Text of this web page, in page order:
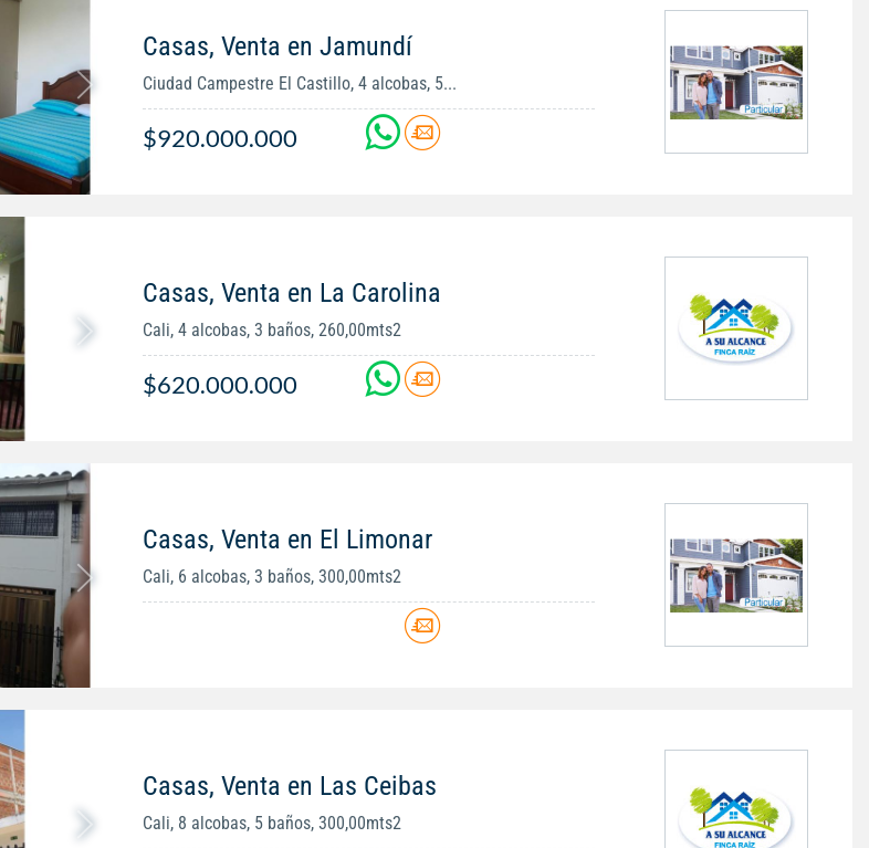
Casas, Venta en Jamundí
Ciudad Campestre El Castillo, 4 alcobas, 5...
$920.000.000
Casas, Venta en La Carolina
Cali, 4 alcobas, 3 baños, 260,00mts2
$620.000.000
Casas, Venta en El Limonar
Cali, 6 alcobas, 3 baños, 300,00mts2
Casas, Venta en Las Ceibas
Cali, 8 alcobas, 5 baños, 300,00mts2